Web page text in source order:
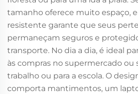
tamanho oferece muito espaço,
resistente garante que seus
permaneçam seguros e
transporte. No dia a dia, é ideal
às compras no supermercado ou
trabalho ou para a escola. O
comporta mantimentos, um